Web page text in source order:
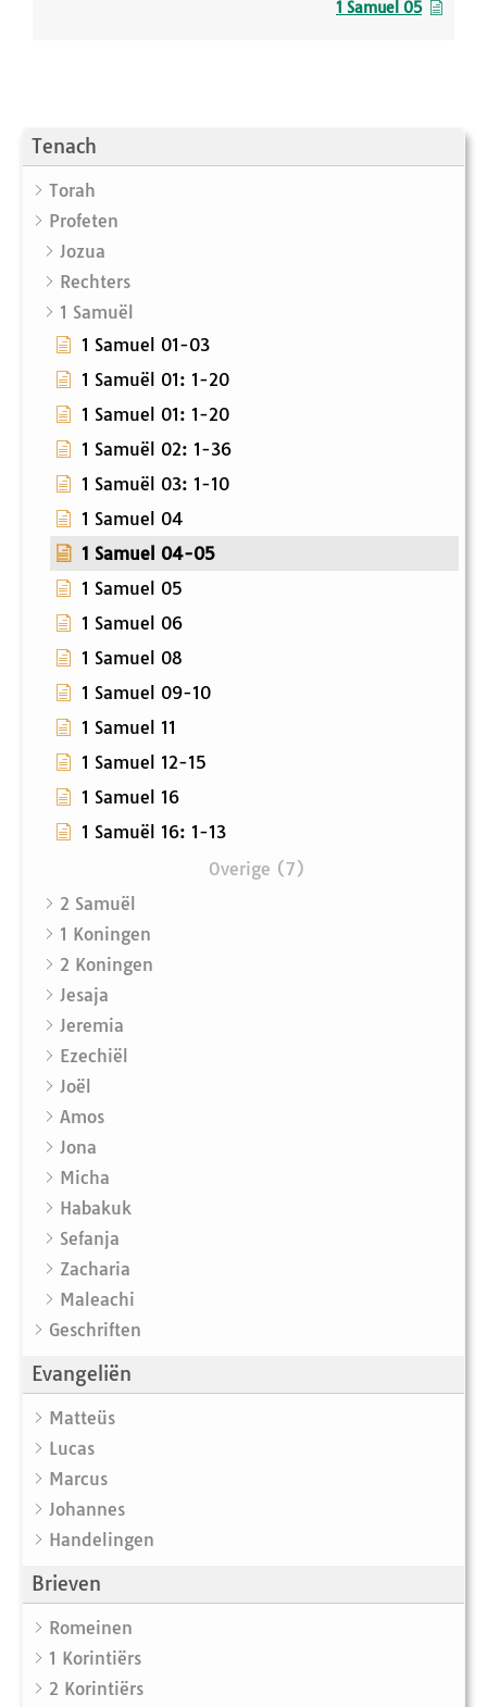
Tenach
Torah
Profeten
Jozua
Rechters
1 Samuël
1 Samuel 01-03
1 Samuël 01: 1-20
1 Samuel 01: 1-20
1 Samuël 02: 1-36
1 Samuël 03: 1-10
1 Samuel 04
1 Samuel 04-05
1 Samuel 05
1 Samuel 06
1 Samuel 08
1 Samuel 09-10
1 Samuel 11
1 Samuel 12-15
1 Samuel 16
1 Samuël 16: 1-13
Overige (7)
2 Samuël
1 Koningen
2 Koningen
Jesaja
Jeremia
Ezechiël
Joël
Amos
Jona
Micha
Habakuk
Sefanja
Zacharia
Maleachi
Geschriften
Evangeliën
Matteüs
Lucas
Marcus
Johannes
Handelingen
Brieven
Romeinen
1 Korintiërs
2 Korintiërs
1 Samuel 05